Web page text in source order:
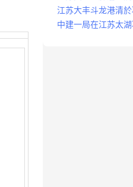
江苏大丰斗龙港清
中建一局在江苏太